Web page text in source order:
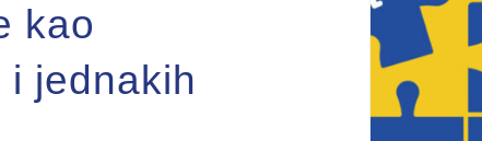
kao
jednakih